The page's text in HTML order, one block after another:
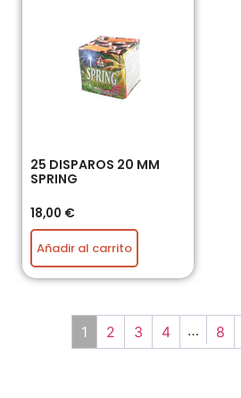
25 DISPAROS 20 MM
SPRING
18,00 €
Añadir al carrito
1 2 3 4 … 8